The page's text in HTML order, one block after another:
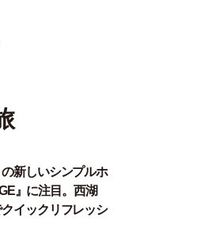
新しいシンプルホ
』に注目。西湖
イックリフレッシ